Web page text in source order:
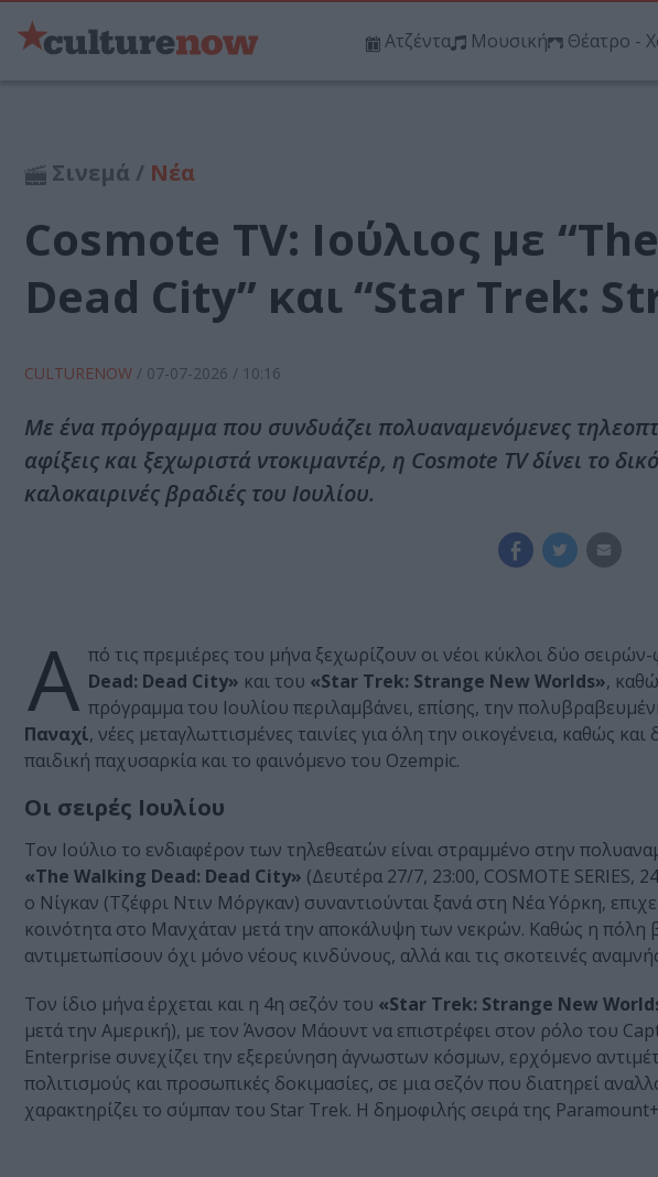
Ατζέντα Μουσική Θέατρο -
Σινεμά / Νέα
Cosmote TV: Ιούλιος με
Dead City” και “Star Trek:
CULTURENOW / 07-07-2026 / 10:16
Με ένα πρόγραμμα που συνδυάζει πολυαναμενόμενες
αφίξεις και ξεχωριστά ντοκιμαντέρ, η Cosmote TV δίνει το
καλοκαιρινές βραδιές του Ιουλίου.
Α πό τις πρεμιέρες του μήνα ξεχωρίζουν οι νέοι κύκλοι δύο
Dead: Dead City» και του «Star Trek: Strange New Worlds»,
πρόγραμμα του Ιουλίου περιλαμβάνει, επίσης, την
Παναχί, νέες μεταγλωττισμένες ταινίες για όλη την οικογένεια, καθώς
παιδική παχυσαρκία και το φαινόμενο του Ozempic.
Οι σειρές Ιουλίου
Τον Ιούλιο το ενδιαφέρον των τηλεθεατών είναι στραμμένο στην
«The Walking Dead: Dead City» (Δευτέρα 27/7, 23:00, COSMOTE SERIES,
ο Νίγκαν (Τζέφρι Ντιν Μόργκαν) συναντιούνται ξανά στη Νέα Υόρκη,
κοινότητα στο Μανχάταν μετά την αποκάλυψη των νεκρών. Καθώς η πόλη
αντιμετωπίσουν όχι μόνο νέους κινδύνους, αλλά και τις σκοτεινές
Τον ίδιο μήνα έρχεται και η 4η σεζόν του «Star Trek: Strange New
μετά την Αμερική), με τον Άνσον Μάουντ να επιστρέφει στον ρόλο του
Enterprise συνεχίζει την εξερεύνηση άγνωστων κόσμων, ερχόμενο
πολιτισμούς και προσωπικές δοκιμασίες, σε μια σεζόν που διατηρεί
χαρακτηρίζει το σύμπαν του Star Trek. Η δημοφιλής σειρά της Paramount+